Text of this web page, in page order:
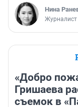
Нина
Журналист
«Добро
Гришаева
съемок в